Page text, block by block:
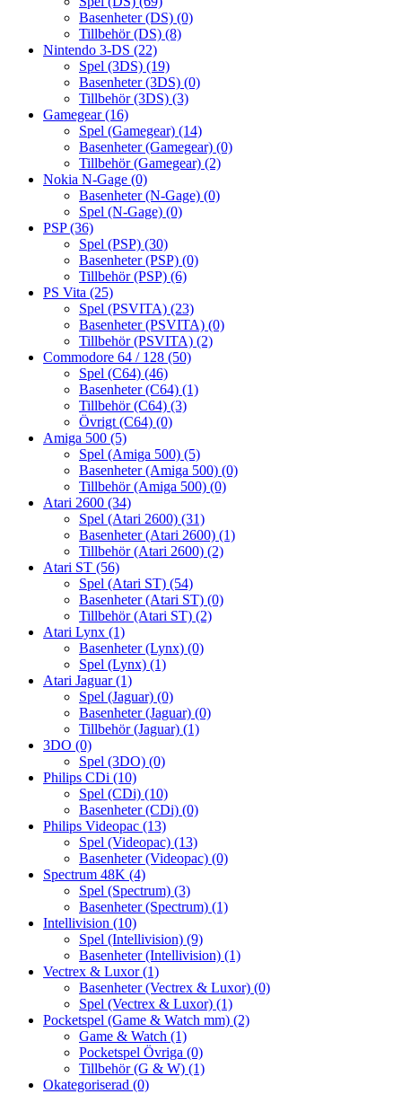
Basenheter (DS) (0)
Tillbehör (DS) (8)
Nintendo 3-DS (22)
Spel (3DS) (19)
Basenheter (3DS) (0)
Tillbehör (3DS) (3)
Gamegear(16)
Spel (Gamegear) (14)
Basenheter (Gamegear) (0)
Tillbehör (Gamegear) (2)
Nokia N-Gage (0)
Basenheter (N-Gage) (0)
Spel (N-Gage) (0)
PSP(36)
Spel (PSP) (30)
Basenheter (PSP) (0)
Tillbehör (PSP) (6)
PS Vita (25)
Spel (PSVITA) (23)
Basenheter (PSVITA) (0)
Tillbehör (PSVITA) (2)
Commodore 64 / 128 (50)
Spel (C64) (46)
Basenheter (C64) (1)
Tillbehör (C64) (3)
Övrigt (C64) (0)
Amiga 500 (5)
Spel (Amiga 500) (5)
Basenheter (Amiga 500) (0)
Tillbehör (Amiga 500) (0)
Atari 2600 (34)
Spel (Atari 2600) (31)
Basenheter (Atari 2600) (1)
Tillbehör (Atari 2600) (2)
Atari ST (56)
Spel (Atari ST) (54)
Basenheter (Atari ST) (0)
Tillbehör (Atari ST) (2)
Atari Lynx (1)
Basenheter (Lynx) (0)
Spel (Lynx) (1)
Atari Jaguar(1)
Spel (Jaguar) (0)
Basenheter (Jaguar) (0)
Tillbehör (Jaguar) (1)
3DO (0)
Spel (3DO) (0)
Philips CDi (10)
Spel (CDi) (10)
Basenheter (CDi) (0)
Philips Videopac (13)
Spel (Videopac) (13)
Basenheter (Videopac) (0)
Spectrum 48K (4)
Spel (Spectrum) (3)
Basenheter (Spectrum) (1)
Intellivision (10)
Spel (Intellivision) (9)
Basenheter (Intellivision) (1)
Vectrex & Luxor(1)
Basenheter (Vectrex & Luxor) (0)
Spel (Vectrex & Luxor) (1)
Pocketspel (Game & Watch mm) (2)
Game & Watch (1)
Pocketspel Övriga (0)
Tillbehör (G & W) (1)
Okategoriserad (0)